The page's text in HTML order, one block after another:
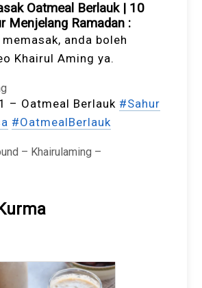
Oatmeal Berlauk | 10
Menjelang Ramadan :
anda boleh
Khairul Aming ya.
– Oatmeal Berlauk #Sahur
#OatmealBerlauk
– Khairulaming –